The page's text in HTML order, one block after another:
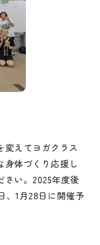
変えてヨガクラス
身体づくり応援し
さい。2025年度後
、1月28日に開催予